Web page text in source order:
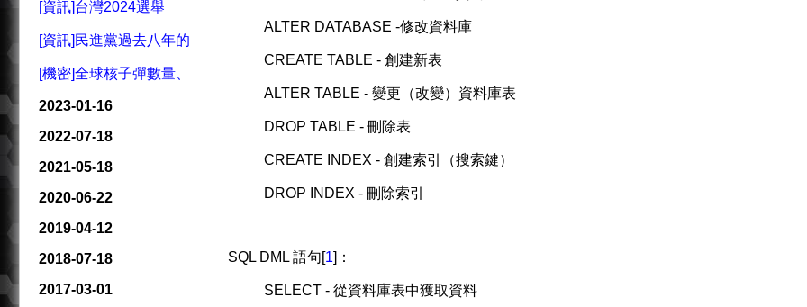
[資訊]台灣2024選舉
[資訊]民進黨過去八年的
[機密]全球核子彈數量、
2023-01-16
2022-07-18
2021-05-18
2020-06-22
2019-04-12
2018-07-18
2017-03-01
ALTER DATABASE -修改資料庫
CREATE TABLE - 創建新表
ALTER TABLE - 變更（改變）資料庫表
DROP TABLE - 刪除表
CREATE INDEX - 創建索引（搜索鍵）
DROP INDEX - 刪除索引
SQL DML 語句[1]：
SELECT - 從資料庫表中獲取資料